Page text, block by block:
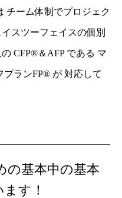
チーム体制でプロジェク
スツーフェイスの個別
CFP®＆AFP である マ
ランFP® が 対応して
の基本中の基本
す！